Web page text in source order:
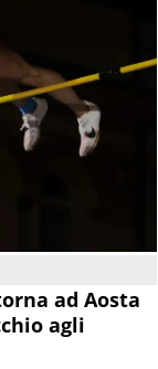
ad Aosta
agli